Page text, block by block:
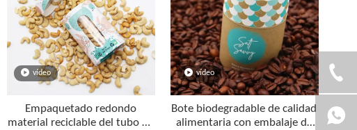
vídeo
Empaquetado redondo
material reciclable del tubo de
vídeo
Bote biodegradable de calidad
alimentaria con embalaje de